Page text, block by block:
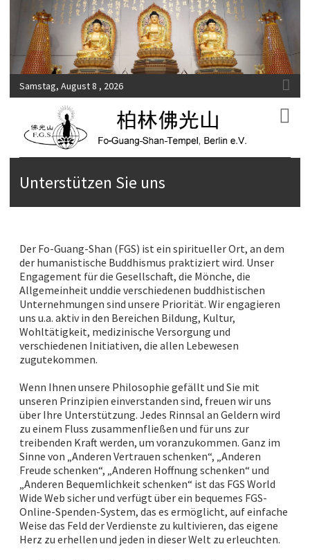
Samstag, August 8 , 2026
柏林佛光山
Fo-Guang-Shan-Tempel, Berlin e.V.
Unterstützen Sie uns
Der Fo-Guang-Shan (FGS) ist ein spiritueller Ort, an dem
der humanistische Buddhismus praktiziert wird. Unser
Engagement für die Gesellschaft, die Mönche, die
Allgemeinheit unddie verschiedenen buddhistischen
Unternehmungen sind unsere Priorität. Wir engagieren
uns u.a. aktiv in den Bereichen Bildung, Kultur,
Wohltätigkeit, medizinische Versorgung und
verschiedenen Initiativen, die allen Lebewesen
zugutekommen.
Wenn Ihnen unsere Philosophie gefällt und Sie mit
unseren Prinzipien einverstanden sind, freuen wir uns
über Ihre Unterstützung. Jedes Rinnsal an Geldern wird
zu einem Fluss zusammenfließen und für uns zur
treibenden Kraft werden, um voranzukommen. Ganz im
Sinne von „Anderen Vertrauen schenken“, „Anderen
Freude schenken“, „Anderen Hoffnung schenken“ und
„Anderen Bequemlichkeit schenken“ ist das FGS World
Wide Web sicher und verfügt über ein bequemes FGS-
Online-Spenden-System, das es ermöglicht, auf einfache
Weise das Feld der Verdienste zu kultivieren, das eigene
Herz zu erhellen und jeden in dieser Welt zu erleuchten.